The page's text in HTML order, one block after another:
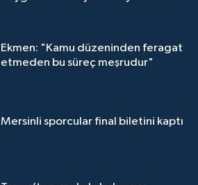
Ekmen: "Kamu düzeninden feragat
etmeden bu süreç meşrudur"
Mersinli sporcular final biletini kaptı